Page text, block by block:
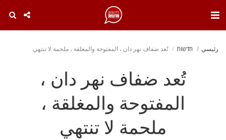
رئيسي חדשות تُعد ضفاف نهر دان ، المفتوحة والمغلقة ، ملحمة لا تنتهي
تُعد ضفاف نهر دان ،
المفتوحة والمغلقة ،
ملحمة لا تنتهي